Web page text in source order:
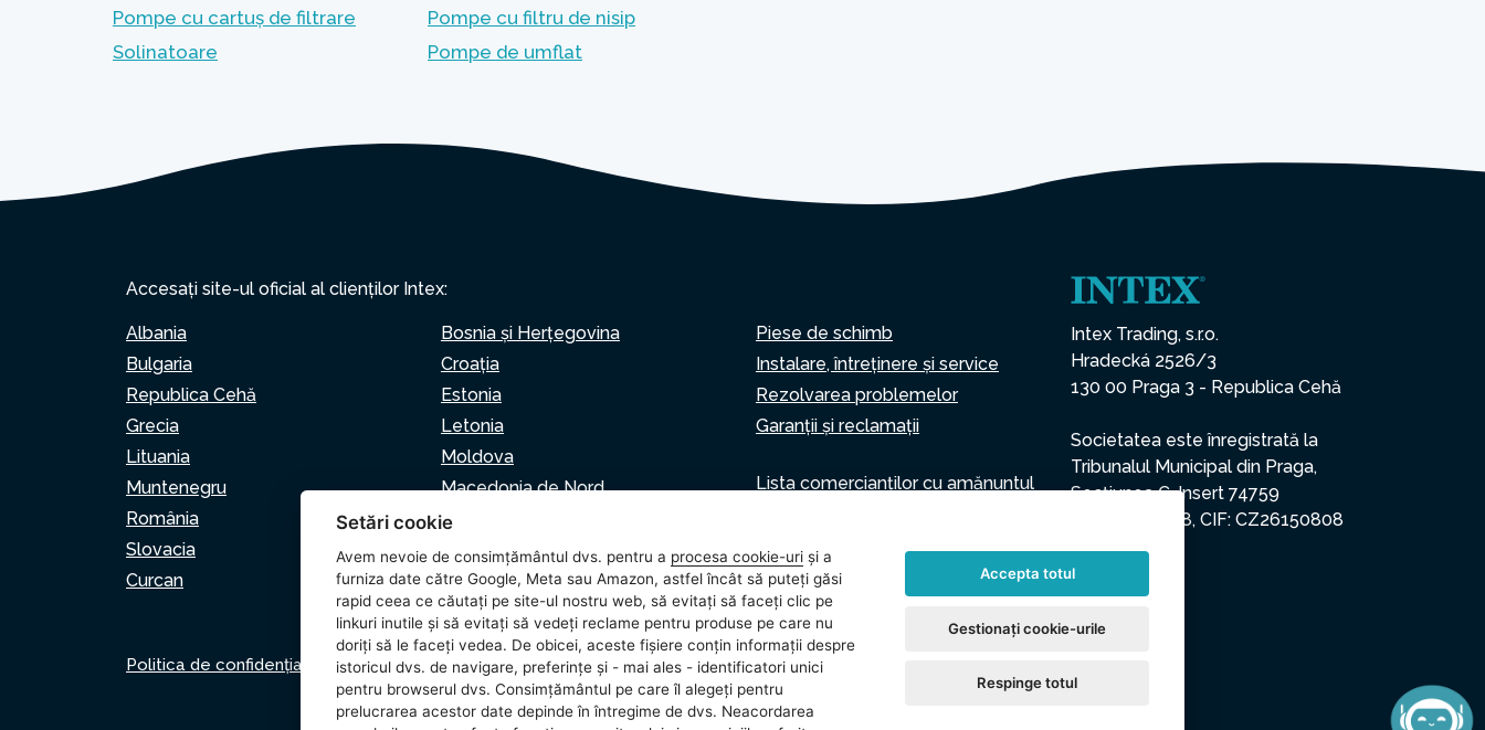
Pompe cu cartuș de filtrare
Pompe cu filtru de nisip
Solinatoare
Pompe de umflat
Accesați site-ul oficial al clienților Intex:
Albania
Bosnia și Herțegovina
Bulgaria
Croaţia
Republica Cehă
Estonia
Grecia
Letonia
Lituania
Moldova
Muntenegru
Macedonia de Nord
România
Serbia
Slovacia
Slovenia
Curcan
Piese de schimb
Instalare, întreținere și service
Rezolvarea problemelor
Garanții și reclamații
Lista comercianților cu amănuntul
Politica de confidențialitate Politica privind cookie-urile Setări cookie
Intex Trading, s.r.o.
Hradecká 2526/3
130 00 Praga 3 - Republica Cehă
Societatea este înregistrată la
Tribunalul Municipal din Praga,
Secțiunea C, Insert 74759
CUI: 26150808, CIF: CZ26150808
Setări cookie
Avem nevoie de consimțământul dvs. pentru a procesa cookie-uri și a
furniza date către Google, Meta sau Amazon, astfel încât să puteți găsi
rapid ceea ce căutați pe site-ul nostru web, să evitați să faceți clic pe
linkuri inutile și să evitați să vedeți reclame pentru produse pe care nu
doriți să le faceți vedea. De obicei, aceste fișiere conțin informații despre
istoricul dvs. de navigare, preferințe și - mai ales - identificatori unici
pentru browserul dvs. Consimțământul pe care îl alegeți pentru
prelucrarea acestor date depinde în întregime de dvs. Neacordarea
Accepta totul
Gestionați cookie-urile
Respinge totul